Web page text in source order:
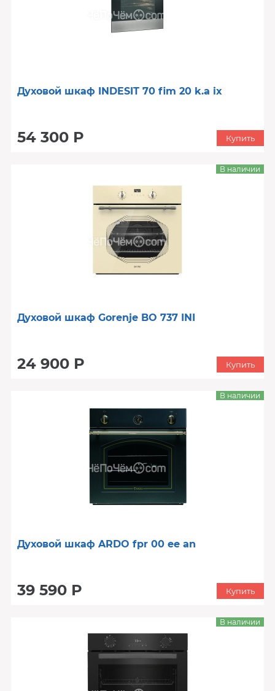
Духовой шкаф INDESIT 70 fim 20 k.a ix
54 300 Р Купить
Духовой шкаф Gorenje BO 737 INI
24 900 Р
В наличии
Купить
Духовой шкаф ARDO fpr 00 ee an
39 590 Р
В наличии
Купить
В наличии